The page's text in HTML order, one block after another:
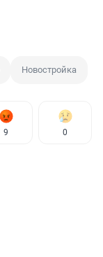
Новостройка
9 0